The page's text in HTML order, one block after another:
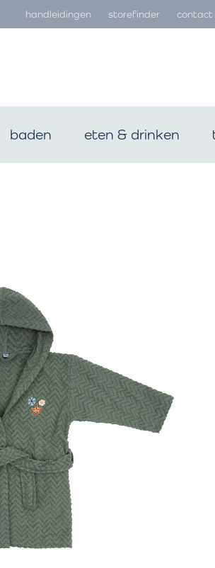
handleidingen storefinder contact
baden eten & drinken